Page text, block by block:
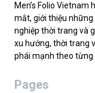
Men’s Folio Vietnam
mắt, giới thiệu
nghiệp thời trang và
xu hướng, thời trang
phái mạnh theo từng
Pages